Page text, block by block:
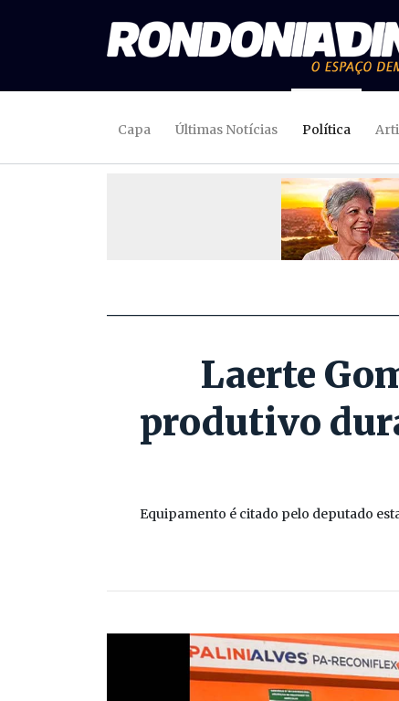
Capa Últimas Notícias Política
Laerte
produtivo
Equipamento é citado pelo deputado